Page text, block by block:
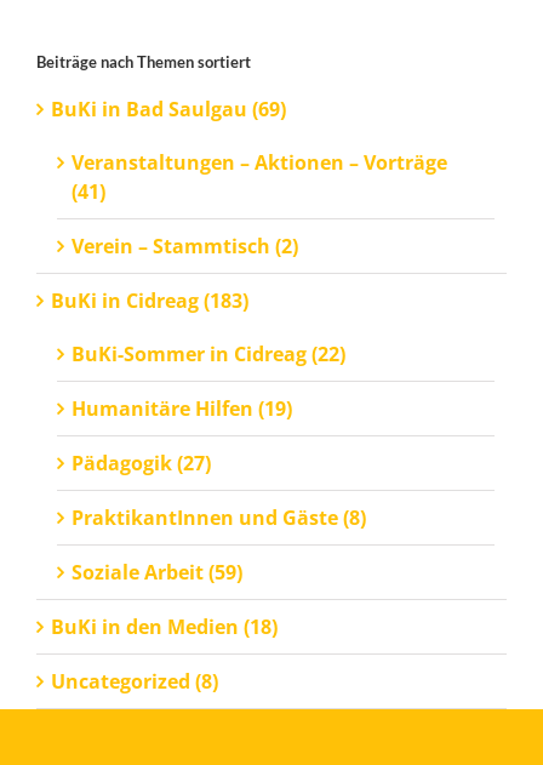
Beiträge nach Themen sortiert
BuKi in Bad Saulgau (69)
Veranstaltungen – Aktionen – Vorträge
(41)
Verein – Stammtisch (2)
BuKi in Cidreag (183)
BuKi-Sommer in Cidreag (22)
Humanitäre Hilfen (19)
Pädagogik (27)
PraktikantInnen und Gäste (8)
Soziale Arbeit (59)
BuKi in den Medien (18)
Uncategorized (8)